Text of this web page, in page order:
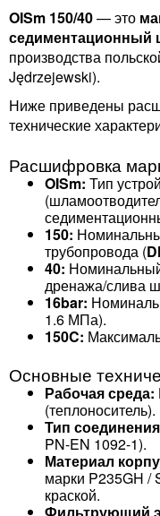
OISm 150/40— это
седиментационный
производства
Jędrzejewski).
Ниже приведены
технические
Расшифровка
OISm: Тип
150:
трубопровода (
40:
дренажа/слива
16bar:
1.6 МПа).
150C:
Основные
Рабочая среда:
(теплоноситель).
Тип
PN-EN 1092-1).
Материал
марки P235GH /
краской.